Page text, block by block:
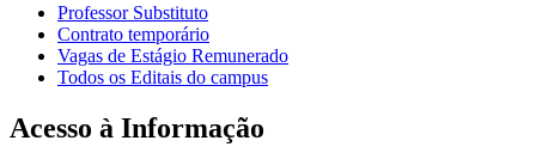
Professor Substituto
Contrato temporário
Vagas de Estágio Remunerado
Todos os Editais do campus
Acesso à Informação